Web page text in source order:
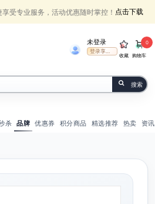
受专业服务，活动优惠随时掌控！ 点击下载
搜索
未登录
收藏 购物车
0
杀 品牌 优惠券 积分商品 精选推荐 热卖 资讯